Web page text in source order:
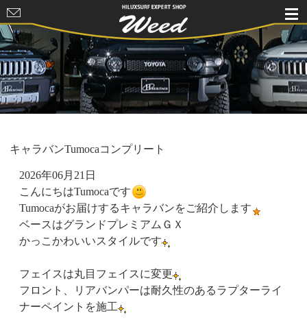
HILUXSURF
EXPERT
SHOP Weed
キャラバンTumocaコンプリート
2026年06月21日
こんにちはTumocaです
Tumocaがお届けするキャラバンをご紹介します
ベースはグランドプレミアムＧＸ
かっこかわいいスタイルです
フェイスは丸目フェイスに変更
フロント、リアバンパーは耐久性のあるラプターライ
ナーペイントを施工